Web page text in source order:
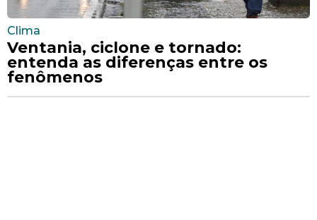
Clima
Ventania, ciclone e tornado:
entenda as diferenças entre os
fenômenos